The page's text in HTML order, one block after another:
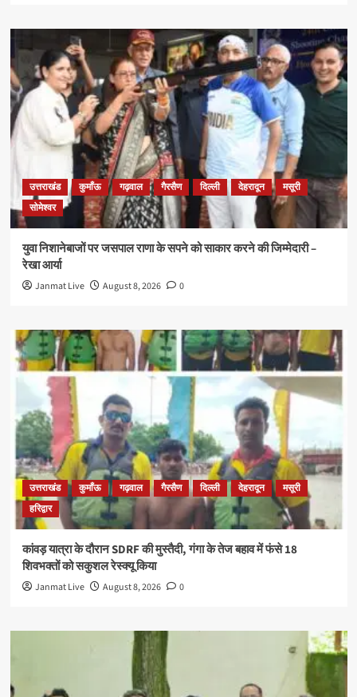
उत्तराखंड कुमाँऊ गढ़वाल गैरसैण दिल्ली देहरादून
मसूरी
सोमेश्वर
युवा निशानेबाजों पर जसपाल राणा के सपने को साकार करने की जिम्मेदारी –
रेखा आर्या
Janmat Live August 8, 2026 0
उत्तराखंड कुमाँऊ गढ़वाल गैरसैण दिल्ली देहरादून
मसूरी
हरिद्वार
कांवड़ यात्रा के दौरान SDRF की मुस्तैदी, गंगा के तेज बहाव में फंसे 18
शिवभक्तों को सकुशल रेस्क्यू किया
Janmat Live August 8, 2026 0